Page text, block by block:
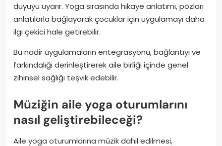
duyuyu uyarır. Yoga sırasında hikaye anlatımı, pozları
anlatılarla bağlayarak çocuklar için uygulamayı daha
ilgi çekici hale getirebilir.
Bu nadir uygulamaların entegrasyonu, bağlantıyı ve
farkındalığı derinleştirerek aile birliği içinde genel
zihinsel sağlığı teşvik edebilir.
Müziğin aile yoga oturumlarını
nasıl geliştirebileceği?
Aile yoga oturumlarına müzik dahil edilmesi,